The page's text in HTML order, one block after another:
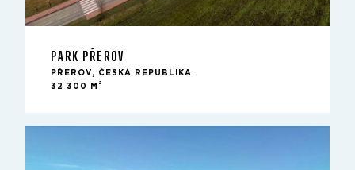
PARK PŘEROV
PŘEROV, ČESKÁ REPUBLIKA
32 300 M
2